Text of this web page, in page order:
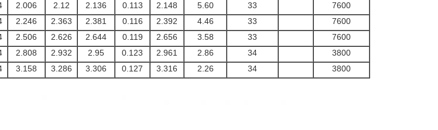
2.006 2.12 2.136 0.113 2.148 5.60 33
7600
2.246 2.363 2.381 0.116 2.392 4.46 33
7600
2.506 2.626 2.644 0.119 2.656 3.58 33
7600
2.808 2.932 2.95 0.123 2.961 2.86 34
3800
3.158 3.286 3.306 0.127 3.316 2.26 34 3800